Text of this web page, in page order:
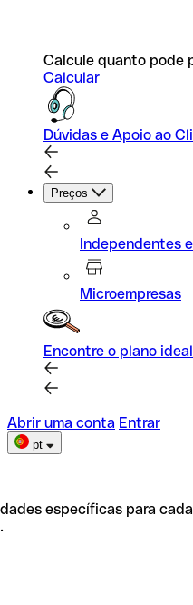
Calcule quanto pode
Calcular
Dúvidas e Apoio ao
Preços
Independentes
Microempresas
Encontre o plano
Abrir uma conta Entrar
pt
específicas para cada